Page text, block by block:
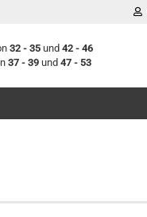
32 - 35und 42 - 46
37 - 39 und47 - 53